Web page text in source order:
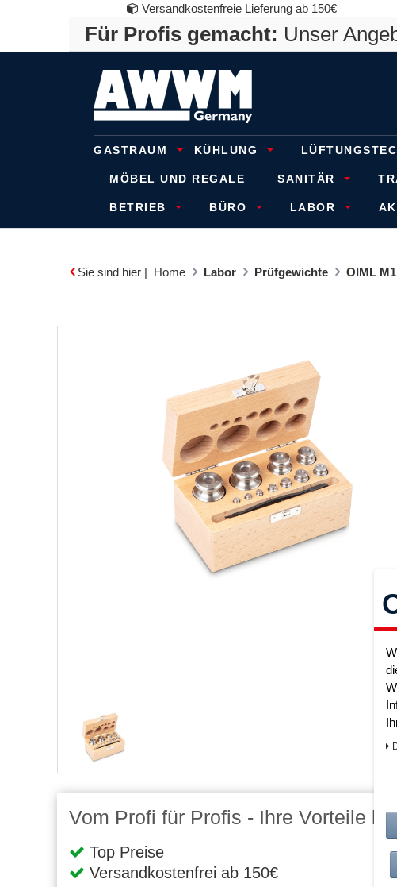
Versandkostenfreie Lieferung ab 150€
Für Profis gemacht: Unser
GASTRAUM KÜHLUNG
MÖBEL UND REGALE SANITÄR
BETRIEB BÜRO LABOR
Sie sind hier | Home Labor Prüfgewichte OIML M1
Vom Profi für Profis - Ihre Vorteile
Top Preise
Versandkostenfrei ab 150€